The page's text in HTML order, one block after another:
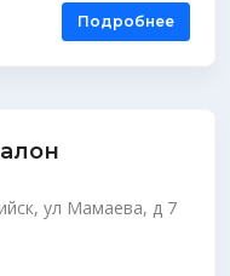
Подробнее
ул Мамаева, д 7